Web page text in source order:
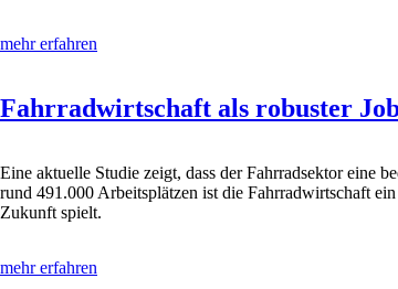
mehr erfahren
Fahrradwirtschaft als robuster
Eine aktuelle Studie zeigt, dass der Fahrradsektor eine
rund 491.000 Arbeitsplätzen ist die Fahrradwirtschaft
Zukunft spielt.
mehr erfahren